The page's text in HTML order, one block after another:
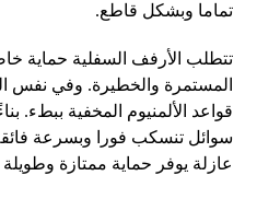
تماما وبشكل قاطع.
تتطلب الأرفف السفلية حماية
المستمرة والخطيرة. وفي نفس
قواعد الألمنيوم المخفية ببطء.
سوائل تنسكب فورا وبسرعة
عازلة يوفر حماية ممتازة وطويلة